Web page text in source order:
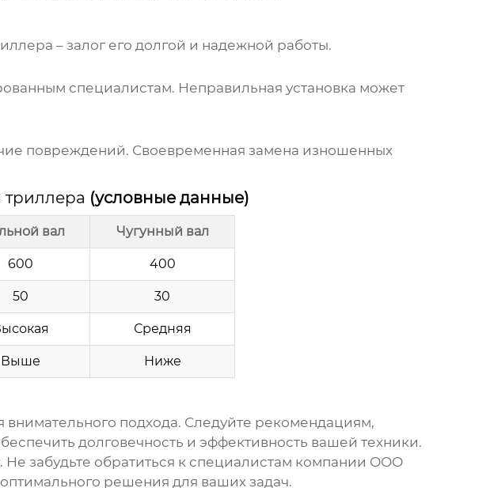
– залог его долгой и надежной работы.
специалистам. Неправильная установка может
повреждений. Своевременная замена изношенных
триллера (условные данные)
вал Чугунный вал
600 400
50 30
Средняя
Выше Ниже
внимательного подхода. Следуйте рекомендациям,
долговечность и эффективность вашей техники.
забудьте обратиться к специалистам компании ООО
решения для ваших задач.